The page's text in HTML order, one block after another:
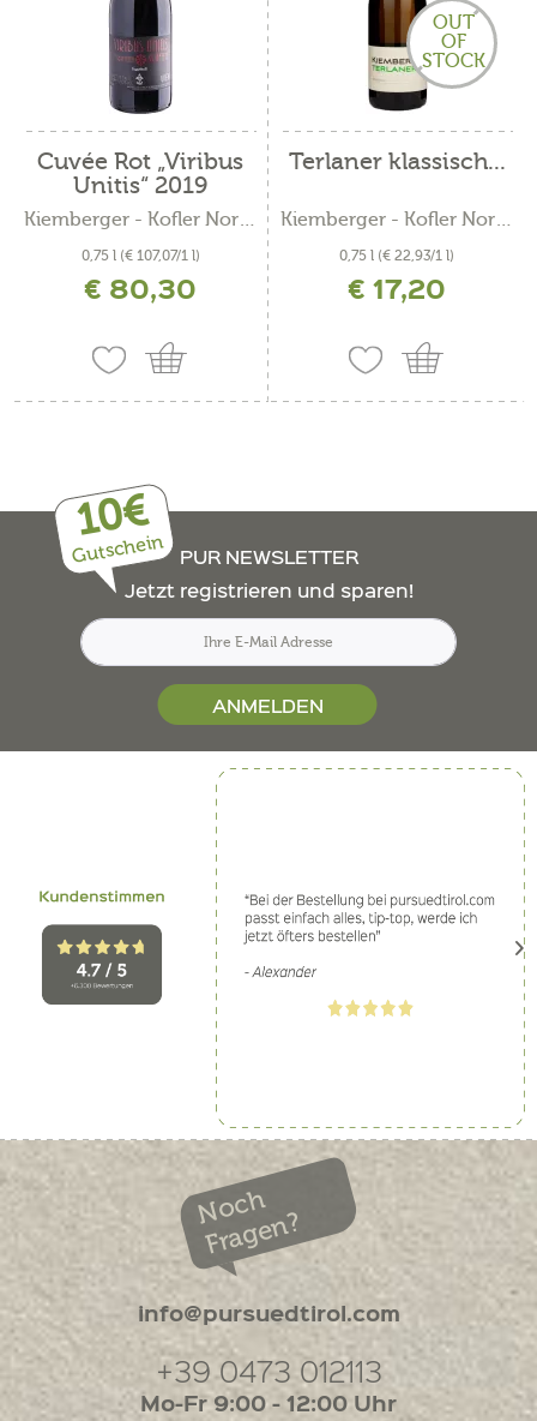
Cuvée Rot „Viribus
Unitis“ 2019
Kiemberger - Kofler Norbert
0,75 l (€ 107,07/1 l)
€ 80,30
OUT
OF
STOCK
Terlaner klassisch...
Kiemberger - Kofler Norbert
0,75 l (€ 22,93/1 l)
€ 17,20
10€
Gutschein
PUR NEWSLETTER
Jetzt registrieren und sparen!
ANMELDEN
Noch
Fragen?
info@pursuedtirol.com
+39 0473 012113
Mo-Fr 9:00 - 12:00 Uhr